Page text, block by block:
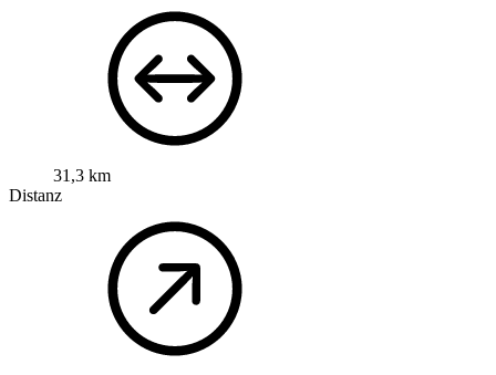
31,3 km
Distanz